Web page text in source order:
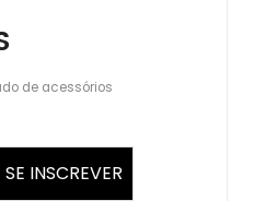
de acessórios
SE INSCREVER